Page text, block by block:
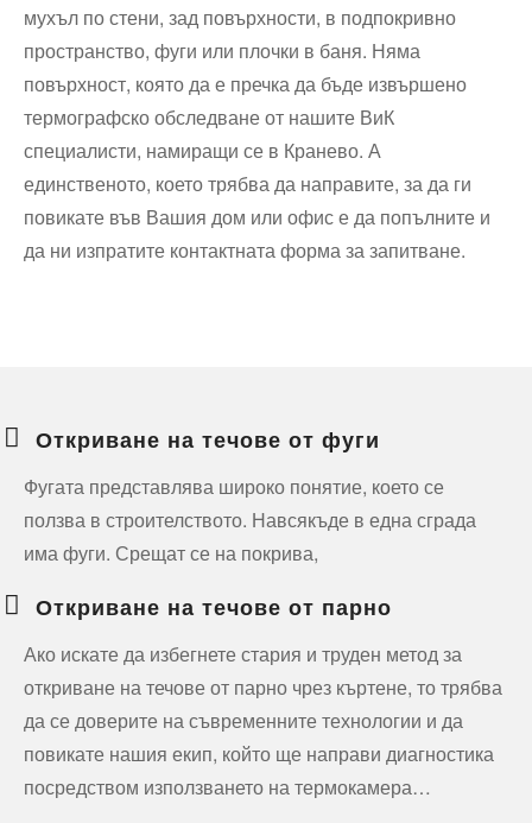
мухъл по стени, зад повърхности, в подпокривно
пространство, фуги или плочки в баня. Няма
повърхност, която да е пречка да бъде извършено
термографско обследване от нашите ВиК
специалисти, намиращи се в Кранево. А
единственото, което трябва да направите, за да ги
повикате във Вашия дом или офис е да попълните и
да ни изпратите контактната форма за запитване.
Откриване на течове от фуги
Фугата представлява широко понятие, което се
ползва в строителството. Навсякъде в една сграда
има фуги. Срещат се на покрива,
Откриване на течове от парно
Ако искате да избегнете стария и труден метод за
откриване на течове от парно чрез къртене, то трябва
да се доверите на съвременните технологии и да
повикате нашия екип, който ще направи диагностика
посредством използването на термокамера…